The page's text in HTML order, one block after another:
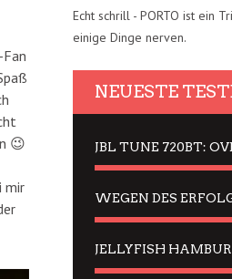
😉
mir
Echt schrill - PORTO ist ein
einige Dinge nerven.
NEUESTE